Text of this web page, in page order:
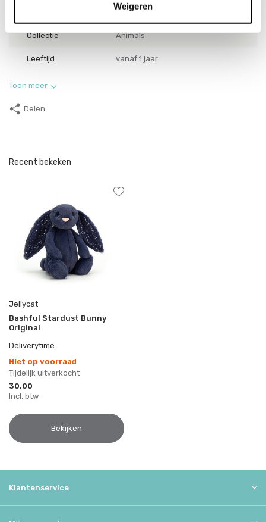
Weigeren
670983150810
Collectie Animals
Leeftijd vanaf 1 jaar
Toon meer
Delen
Recent bekeken
Jellycat
Bashful Stardust Bunny
Original
Deliverytime
Niet op voorraad
Tijdelijk uitverkocht
30,00
Incl. btw
Bekijken
Klantenservice